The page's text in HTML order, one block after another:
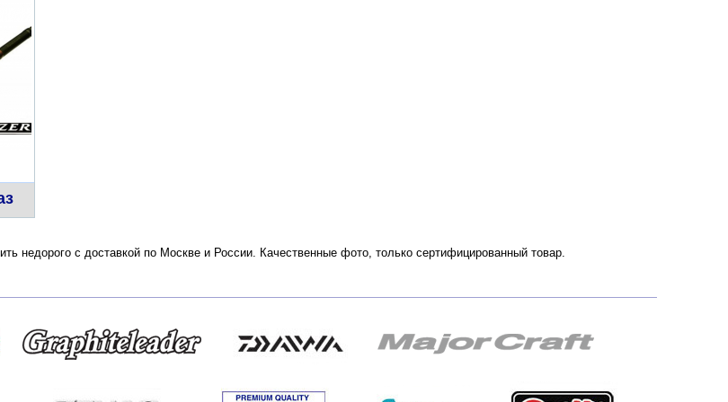
недорого с доставкой по Москве и России. Качественные фото, только сертифицированный товар.